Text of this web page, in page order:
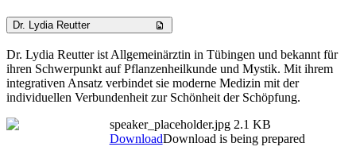
Dr. Lydia Reutter
Dr. Lydia Reutter ist Allgemeinärztin in Tübingen und bekannt für
ihren Schwerpunkt auf Pflanzenheilkunde und Mystik. Mit ihrem
integrativen Ansatz verbindet sie moderne Medizin mit der
individuellen Verbundenheit zur Schönheit der Schöpfung.
speaker_placeholder.jpg 2.1 KB
DownloadDownload is being prepared